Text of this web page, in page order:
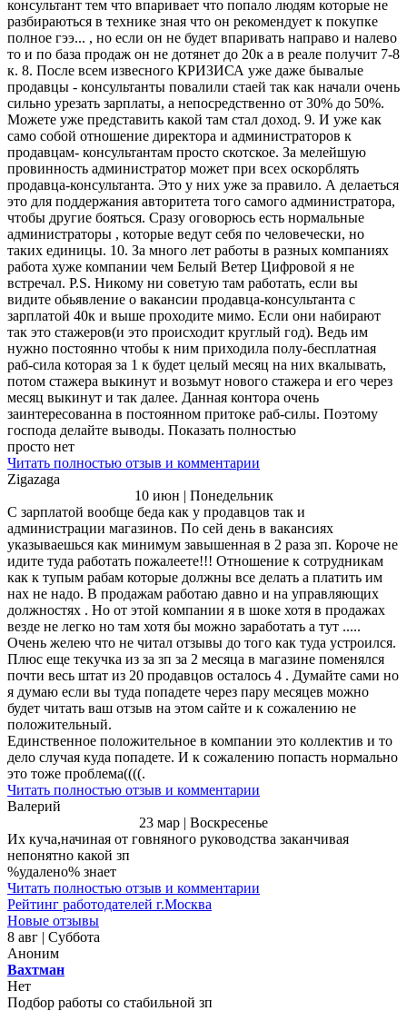
консультант тем что впаривает что попало людям которые не
разбираються в технике зная что он рекомендует к покупке
полное гээ... , но если он не будет впаривать направо и налево
то и по база продаж он не дотянет до 20к а в реале получит 7-8
к. 8. После всем извесного КРИЗИСА уже даже бывалые
продавцы - консультанты повалили стаей так как начали очень
сильно урезать зарплаты, а непосредственно от 30% до 50%.
Можете уже представить какой там стал доход. 9. И уже как
само собой отношение директора и администраторов к
продавцам- консультантам просто скотское. За мелейшую
провинность администратор может при всех оскорблять
продавца-консультанта. Это у них уже за правило. А делаеться
это для поддержания авторитета того самого администратора,
чтобы другие бояться. Сразу оговорюсь есть нормальные
администраторы , которые ведут себя по человечески, но
таких единицы. 10. За много лет работы в разных компаниях
работа хуже компании чем Белый Ветер Цифровой я не
встречал. P.S. Никому ни советую там работать, если вы
видите обьявление о вакансии продавца-консультанта с
зарплатой 40к и выше проходите мимо. Если они набирают
так это стажеров(и это происходит круглый год). Ведь им
нужно постоянно чтобы к ним приходила полу-бесплатная
раб-сила которая за 1 к будет целый месяц на них вкалывать,
потом стажера выкинут и возьмут нового стажера и его через
месяц выкинут и так далее. Данная контора очень
заинтересованна в постоянном притоке раб-силы. Поэтому
господа делайте выводы. Показать полностью
просто нет
Читать полностью отзыв и комментарии
Zigazaga
10 июн | Понедельник
С зарплатой вообще беда как у продавцов так и
администрации магазинов. По сей день в вакансиях
указываешься как минимум завышенная в 2 раза зп. Короче не
идите туда работать пожалеете!!! Отношение к сотрудникам
как к тупым рабам которые должны все делать а платить им
нах не надо. В продажам работаю давно и на управляющих
должностях . Но от этой компании я в шоке хотя в продажах
везде не легко но там хотя бы можно заработать а тут .....
Очень желею что не читал отзывы до того как туда устроился.
Плюс еще текучка из за зп за 2 месяца в магазине поменялся
почти весь штат из 20 продавцов осталось 4 . Думайте сами но
я думаю если вы туда попадете через пару месяцев можно
будет читать ваш отзыв на этом сайте и к сожалению не
положительный.
Единственное положительное в компании это коллектив и то
дело случая куда попадете. И к сожалению попасть нормально
это тоже проблема((((.
Читать полностью отзыв и комментарии
Валерий
23 мар | Воскресенье
Их куча,начиная от говняного руководства заканчивая
непонятно какой зп
%удалено% знает
Читать полностью отзыв и комментарии
Рейтинг работодателей г.Москва
Новые отзывы
8 авг | Суббота
Аноним
Вахтман
Нет
Подбор работы со стабильной зп